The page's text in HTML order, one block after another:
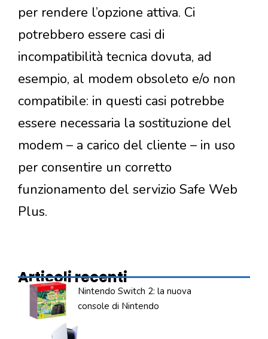
per rendere l’opzione attiva. Ci
potrebbero essere casi di
incompatibilità tecnica dovuta, ad
esempio, al modem obsoleto e/o non
compatibile: in questi casi potrebbe
essere necessaria la sostituzione del
modem – a carico del cliente – in uso
per consentire un corretto
funzionamento del servizio Safe Web
Plus.
Articoli recenti
Nintendo Switch 2: la nuova
console di Nintendo